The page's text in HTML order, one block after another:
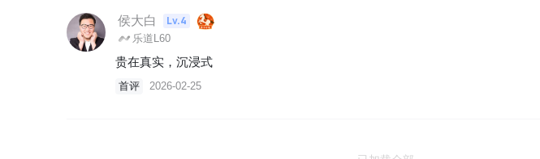
侯大白 Lv.4
乐道L60
贵在真实，沉浸式
首评 2026-02-25